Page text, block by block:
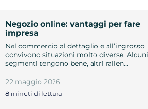
Negozio online: vantaggi per fare
impresa
Nel commercio al dettaglio e all’ingrosso
convivono situazioni molto diverse. Alcuni
segmenti tengono bene, altri rallen…
22 maggio 2026
8 minuti di lettura